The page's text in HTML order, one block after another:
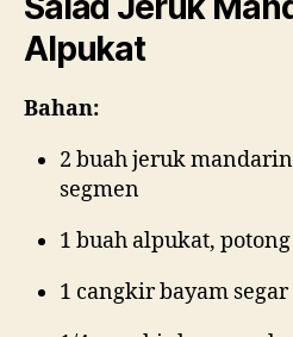
Alpukat
Bahan:
2 buah jeruk
segmen
1 buah alpukat,
1 cangkir bayam segar